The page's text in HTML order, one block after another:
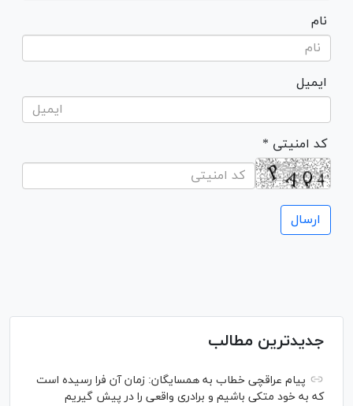
نام
ایمیل
* کد امنیتی
جدیدترین مطالب
پیام عراقچی خطاب به همسایگان: زمان آن فرا رسیده است
که به خود متکی باشیم و برادری واقعی را در پیش گیریم